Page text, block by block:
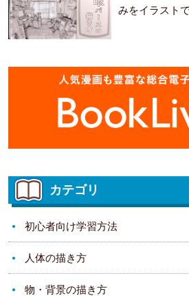
みをイラスト
カテゴリ
初心者向け学習方法
人体の描き方
物・背景の描き方